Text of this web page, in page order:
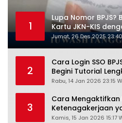
1
Lupa Nomor BPJS?
Kartu JKN-KIS
Jumat, 26 Des 2025
2
Cara Login SSO
Begini Tutorial
Pengertiannya
Rabu, 14 Jan 2026 23:15
3
Cara Mengaktifkan
Ketenagakerjaan
Panduan
Kamis, 15 Jan 2026 15:17